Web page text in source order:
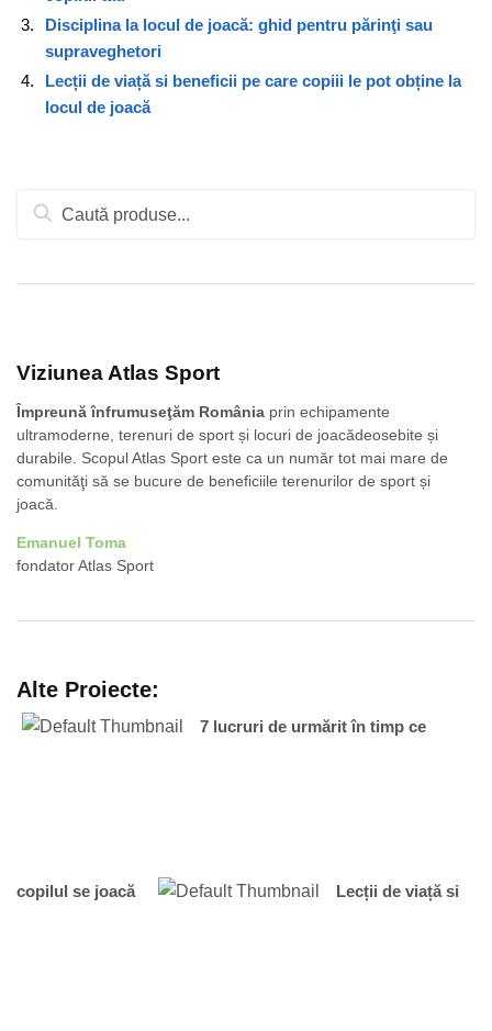
Disciplina la locul de joacă: ghid pentru părinţi sau
supraveghetori
Lecții de viață si beneficii pe care copiii le pot obține la
locul de joacă
Caută
Viziunea Atlas Sport
Împreună înfrumuseţăm România prin echipamente
ultramoderne, terenuri de sport și locuri de joacădeosebite și
durabile. Scopul Atlas Sport este ca un număr tot mai mare de
comunităţi să se bucure de beneficiile terenurilor de sport și
joacă.
Emanuel Toma
fondator Atlas Sport
Alte Proiecte:
7 lucruri de urmărit în timp ce
copilul se joacă Lecții de viață si